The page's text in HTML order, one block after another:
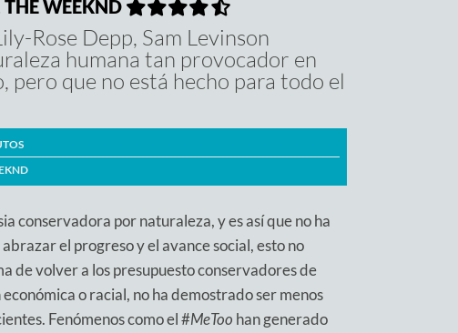
WEEKND
Rose Depp, Sam Levinson
humana tan provocador en
que no está hecho para todo el
conservadora por naturaleza, y es así que no ha
el progreso y el avance social, esto no
de volver a los presupuesto conservadores de
o racial, no ha demostrado ser menos
Fenómenos como el #MeToo han generado